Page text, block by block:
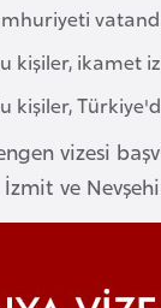
ikamet
vizesi
ve